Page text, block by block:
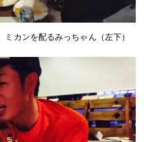
カンを配るみっちゃん（左下）